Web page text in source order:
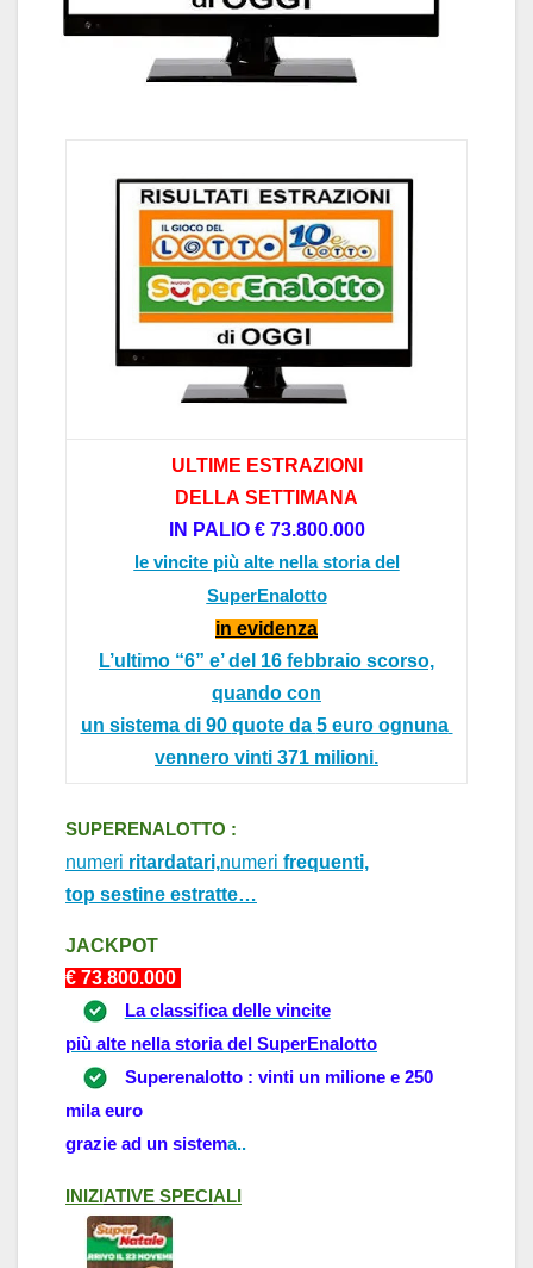
ULTIME ESTRAZIONI
DELLA SETTIMANA
IN PALIO € 73.800.000
le vincite più alte nella storia del
SuperEnalotto
in evidenza
L’ultimo “6” e’ del 16 febbraio scorso,
quando con
un sistema di 90 quote da 5 euro ognuna
vennero vinti 371 milioni.
SUPERENALOTTO :
numeri ritardatari,numeri frequenti,
top sestine estratte…
JACKPOT
€ 73.800.000
La classifica delle vincite
più alte nella storia del SuperEnalotto
Superenalotto : vinti un milione e 250
mila euro
grazie ad un sistema..
INIZI ATIVE SPECI ALI